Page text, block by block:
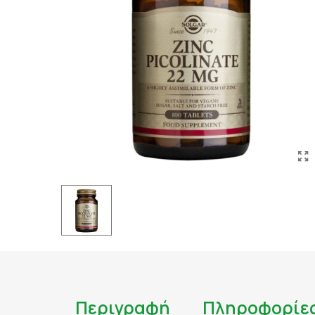
ΑΝΤΙΦΛΕΓΜΟΝΩΔΗ
ΑΠΟΤΟΞΙΝΩΣΗ
ΑΡΘΡΙΤΙΔΑ
ΑΣΦΑΛΕΣ ΜΑΥΡΙΣΜΑ
ΑΦΥΔΑΤΩΣΗ
ΒΗΧΑΣ/ ΛΟΙΜΩΞΕΙΣ/
ΓΑΣΤΡΕΝΤΕΡΙΚΟ
ΔΙΑΒΗΤΗΣ
Περιγραφή